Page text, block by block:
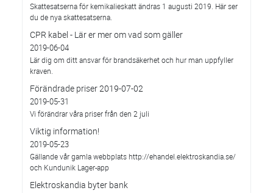
Skattesatserna för kemikalieskatt ändras 1 augusti 2019. Här ser
du de nya skattesatserna.
CPR kabel - Lär er mer om vad som gäller
2019-06-04
Lär dig om ditt ansvar för brandsäkerhet och hur man uppfyller
kraven.
Förändrade priser 2019-07-02
2019-05-31
Vi förändrar våra priser från den 2 juli
Viktig information!
2019-05-23
Gällande vår gamla webbplats http://ehandel.elektroskandia.se/
och Kundunik Lager-app
Elektroskandia byter bank